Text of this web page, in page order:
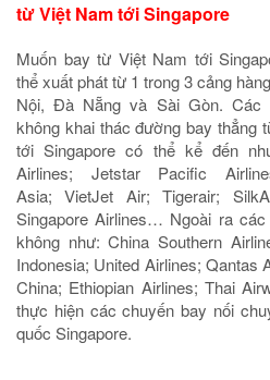
từ Việt Nam tới Singapore
Muốn bay từ Việt Nam tới
thể xuất phát từ 1 trong 3 cảng
Nội, Đà Nẵng và Sài Gòn. Các
không khai thác đường bay thẳng
tới Singapore có thể kể đến
Airlines; Jetstar Pacific
Asia; VietJet Air; Tigerair;
Singapore Airlines… Ngoài ra các
không như: China Southern
Indonesia; United Airlines; Qantas
China; Ethiopian Airlines; Thai
thực hiện các chuyến bay nối
quốc Singapore.